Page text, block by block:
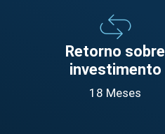
Retorno sobre
investimento
18 Meses